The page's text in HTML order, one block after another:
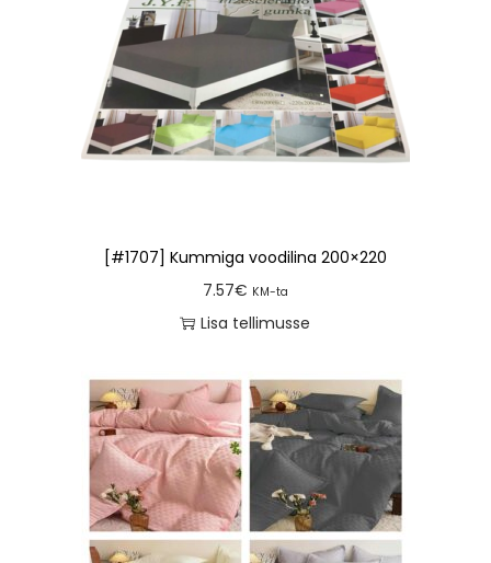
[#1707] Kummiga voodilina 200×220
7.57€ KM-ta
Lisa tellimusse